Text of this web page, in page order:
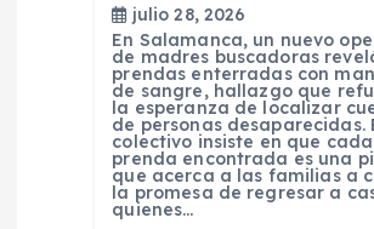
julio 28, 2026
En Salamanca, un nuevo
de madres buscadoras
prendas enterradas con
de sangre, hallazgo que
la esperanza de localizar
de personas desaparecidas.
colectivo insiste en que cada
prenda encontrada es una
que acerca a las familias a
la promesa de regresar a
quienes…